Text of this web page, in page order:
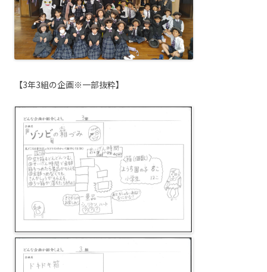
【3年3組の企画※一部抜粋】